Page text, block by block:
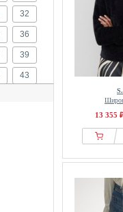
32
36
39
43
13 355 ₽